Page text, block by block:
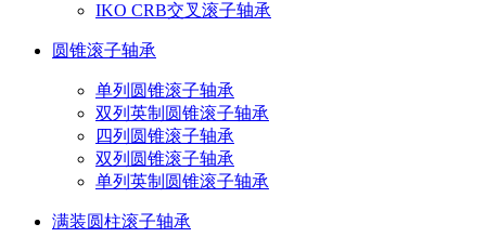
IKO CRB交叉滚子轴承
圆锥滚子轴承
单列圆锥滚子轴承
双列英制圆锥滚子轴承
四列圆锥滚子轴承
双列圆锥滚子轴承
单列英制圆锥滚子轴承
满装圆柱滚子轴承